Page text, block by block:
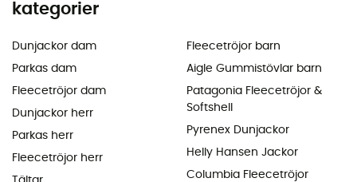
kategorier
Dunjackor dam
Parkas dam
Fleecetröjor dam
Dunjackor herr
Parkas herr
Fleecetröjor herr
Fleecetröjor barn
Aigle Gummistövlar barn
Patagonia Fleecetröjor &
Softshell
Pyrenex Dunjackor
Helly Hansen Jackor
Columbia Fleecetröjor